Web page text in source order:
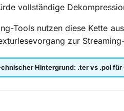
vollständige
Tools nutzen diese Kette
zur
Hintergrund: .ter vs .pol für